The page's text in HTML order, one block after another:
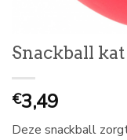
Snackball
€3,49
Deze snackball